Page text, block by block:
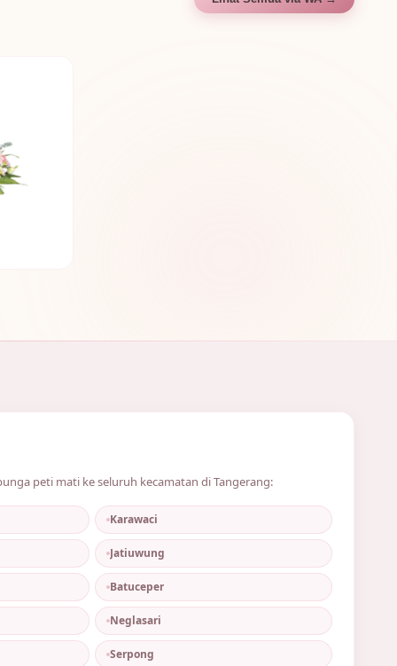
peti mati ke seluruh kecamatan di Tangerang:
Karawaci
Jatiuwung
Batuceper
Neglasari
Serpong